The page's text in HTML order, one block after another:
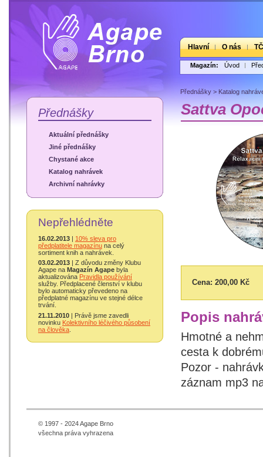
Hlavní O nás
Magazín: Úvod
Přednášky
Aktuální přednášky
Jiné přednášky
Chystané akce
Katalog nahrávek
Archivní nahrávky
Nepřehlédněte
16.02.2013 | 10% sleva pro
předplatitele magazínu na celý
sortiment knih a nahrávek.
03.02.2013 | Z důvodu změny Klubu
Agape na Magazín Agape byla
aktualizována Pravidla používání
služby. Předplacené členství v klubu
bylo automaticky převedeno na
předplatné magazínu ve stejné délce
trvání.
21.11.2010 | Právě jsme zavedli
novinku Kolektivního léčivého působení
na člověka
Přednášky > Katalog
Sattva
Cena: 200,00 Kč
Popis
Hmotné a
cesta k
Pozor -
záznam mp3
© 1997 - 2024 Agape Brno
všechna práva vyhrazena